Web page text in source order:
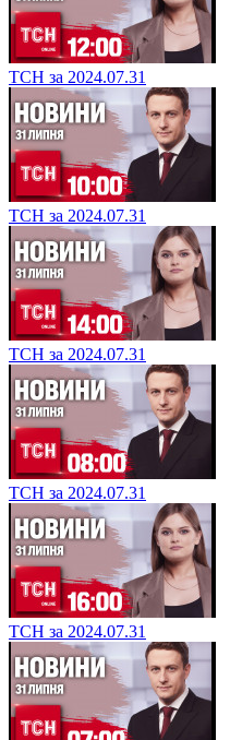
ТСН за 2024.07.31
ТСН за 2024.07.31
ТСН за 2024.07.31
ТСН за 2024.07.31
ТСН за 2024.07.31